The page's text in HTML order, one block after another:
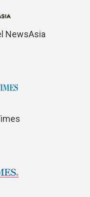
NewsAsia